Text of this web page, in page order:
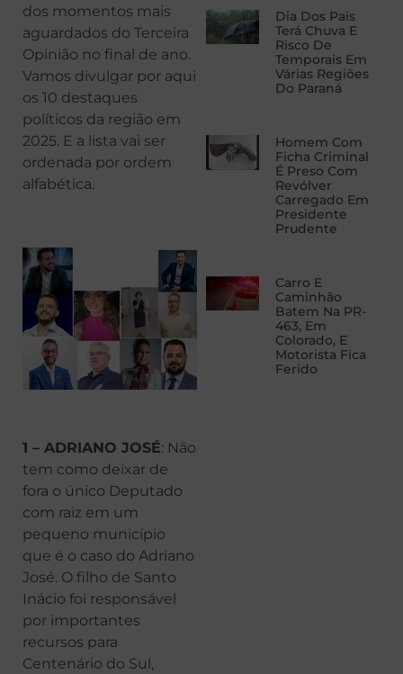
dos momentos mais
aguardados do Terceira
Opinião no final de ano.
Vamos divulgar por aqui
os 10 destaques
políticos da região em
2025. E a lista vai ser
ordenada por ordem
alfabética.
1 – ADRIANO JOSÉ: Não
tem como deixar de
fora o único Deputado
com raiz em um
pequeno município
que é o caso do Adriano
José. O filho de Santo
Inácio foi responsável
por importantes
recursos para
Centenário do Sul,
Dia Dos Pais
Terá Chuva E
Risco De
Temporais Em
Várias Regiões
Do Paraná
Homem Com
Ficha Criminal
É Preso Com
Revólver
Carregado Em
Presidente
Prudente
Carro E
Caminhão
Batem Na PR-
463, Em
Colorado, E
Motorista Fica
Ferido